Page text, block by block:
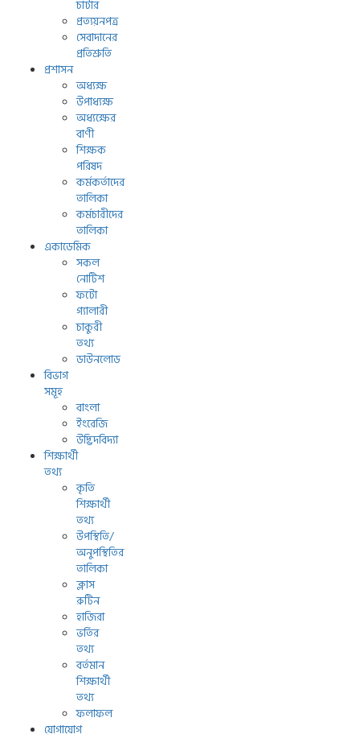
চার্টার
প্রত্যয়নপত্র
সেবাদানের
প্রতিশ্রুতি
প্রশাসন
অধ্যক্ষ
উপাধ্যক্ষ
অধ্যক্ষের
বাণী
শিক্ষক
পরিষদ
কর্মকর্তাদের
তালিকা
কর্মচারীদের
তালিকা
একাডেমিক
সকল
নোটিশ
ফটো
গ্যালারী
চাকুরী
তথ্য
ডাউনলোড
বিভাগ
সমূহ
বাংলা
ইংরেজি
উদ্ভিদবিদ্যা
শিক্ষার্থী
তথ্য
কৃতি
শিক্ষার্থী
তথ্য
উপস্থিতি/
অনুপস্থিতির
তালিকা
ক্লাস
রুটিন
হাজিরা
ভর্তির
তথ্য
বর্তমান
শিক্ষার্থী
তথ্য
ফলাফল
যোগাযোগ